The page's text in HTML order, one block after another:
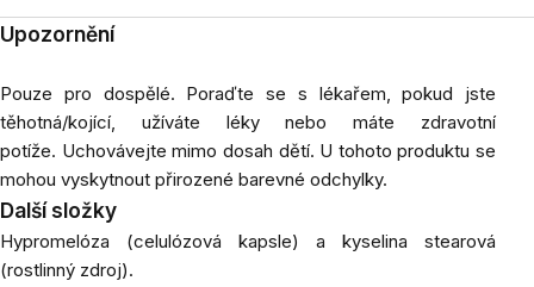
Upozornění
Pouze pro dospělé. Poraďte se s lékařem, pokud jste
těhotná/kojící, užíváte léky nebo máte zdravotní
potíže. Uchovávejte mimo dosah dětí. U tohoto produktu se
mohou vyskytnout přirozené barevné odchylky.
Další složky
Hypromelóza (celulózová kapsle) a kyselina stearová
(rostlinný zdroj).